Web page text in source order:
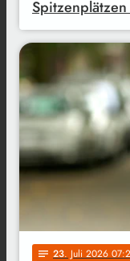
notes 23. Juli 2026